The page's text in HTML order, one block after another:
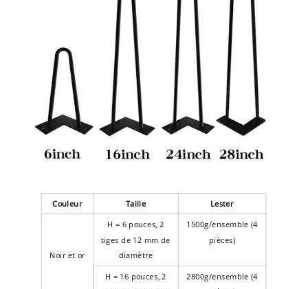
Couleur Taille Lester
Noir et or
H = 6 pouces, 2
tiges de 12 mm de
diamètre
1500g/ensemble (4
pièces)
H = 16 pouces, 2
2800g/ensemble (4